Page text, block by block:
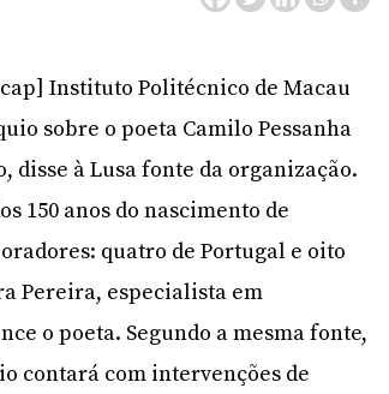
Instituto Politécnico de Macau
sobre o poeta Camilo Pessanha
disse à Lusa fonte da organização.
150 anos do nascimento de
quatro de Portugal e oito
Pereira, especialista em
o poeta. Segundo a mesma fonte,
contará com intervenções de